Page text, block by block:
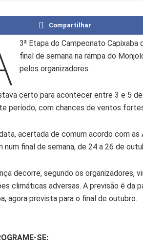
Compartilhar
3ª Etapa do Campeonato
final de semana na rampa do
pelos organizadores.
certo para acontecer entre 3 e 5
período, com chances de ventos
acertada de comum acordo com
num final de semana, de 24 a 26 de
decorre, segundo os organizadores,
climáticas adversas. A previsão é da
agora prevista para o final de outubro.
SE: